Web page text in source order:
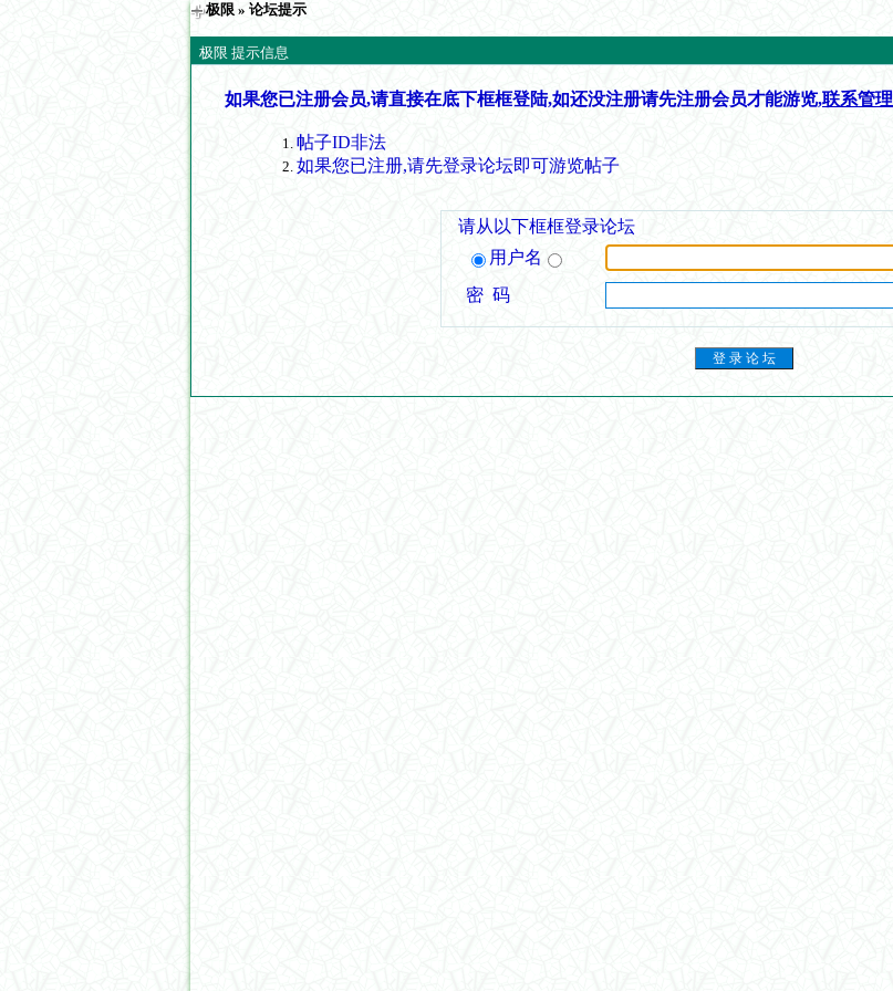
极限 » 论坛提示
极限 提示信息
如果您已注册会员,请直接在底下框框登陆,如还没注册请先注册会员才能游览,联系管理
帖子ID非法
如果您已注册,请先登录论坛即可游览帖子
请从以下框框登录论坛
用户名
密 码